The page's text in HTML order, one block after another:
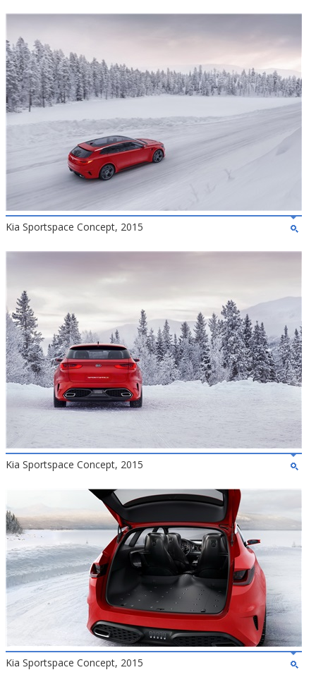
Kia Sportspace Concept, 2015
Kia Sportspace Concept, 2015
Kia Sportspace Concept, 2015